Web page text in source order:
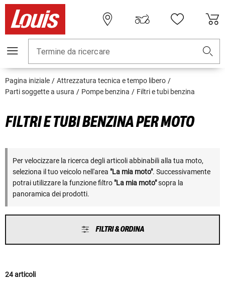
Termine da ricercare
Pagina iniziale
Attrezzatura tecnica e tempo libero
Parti soggette a usura
Pompe benzina Filtri e tubi benzina
FILTRI E TUBI BENZINA PER MOTO
Per velocizzare la ricerca degli articoli abbinabili alla tua moto,
seleziona il tuo veicolo nell'area "La mia moto". Successivamente
potrai utilizzare la funzione filtro "La mia moto"sopra la
panoramica dei prodotti.
FILTRI & ORDINA
24 articoli